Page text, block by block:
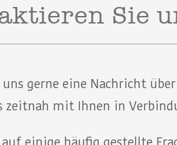
Sie
uns gerne eine Nachricht
zeitnah mit Ihnen in